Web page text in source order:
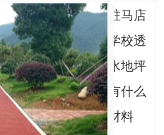
驻马店
学校透
水地坪
有什么
材料